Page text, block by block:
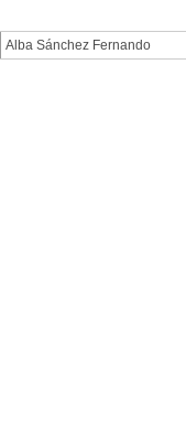
Alba Sánchez Fernando